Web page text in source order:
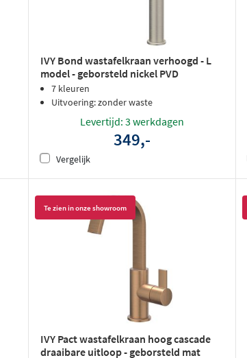
IVY Bond wastafelkraan verhoogd - L
model - geborsteld nickel PVD
7 kleuren
Uitvoering: zonder waste
Levertijd: 3 werkdagen
349,-
Vergelijk
Te zien in onze showroom
IVY Pact wastafelkraan hoog cascade
draaibare uitloop - geborsteld mat